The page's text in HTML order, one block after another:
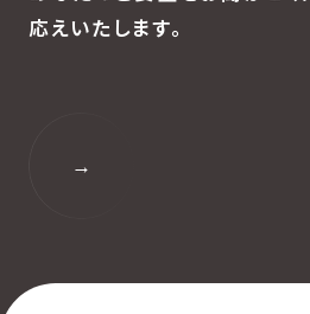
応えいたします。
→